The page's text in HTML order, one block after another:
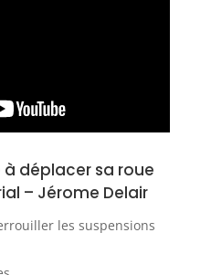
déplacer sa roue
– Jérome Delair
les suspensions